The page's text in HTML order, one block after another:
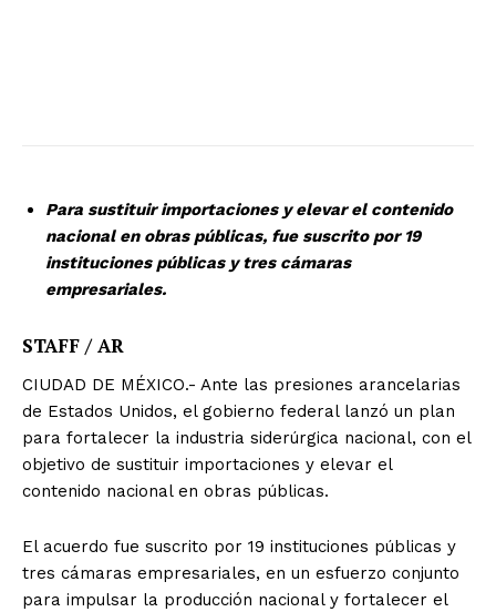
Para sustituir importaciones y elevar el contenido
nacional en obras públicas, fue suscrito por 19
instituciones públicas y tres cámaras
empresariales.
STAFF / AR
CIUDAD DE MÉXICO.- Ante las presiones arancelarias
de Estados Unidos, el gobierno federal lanzó un plan
para fortalecer la industria siderúrgica nacional, con el
objetivo de sustituir importaciones y elevar el
contenido nacional en obras públicas.
El acuerdo fue suscrito por 19 instituciones públicas y
tres cámaras empresariales, en un esfuerzo conjunto
para impulsar la producción nacional y fortalecer el